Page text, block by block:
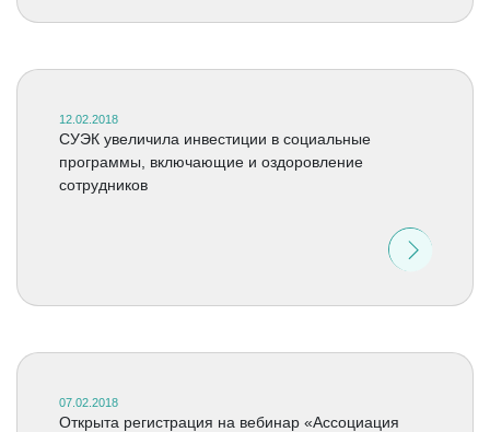
12.02.2018
СУЭК увеличила инвестиции в социальные
программы, включающие и оздоровление
сотрудников
07.02.2018
Открыта регистрация на вебинар «Ассоциация